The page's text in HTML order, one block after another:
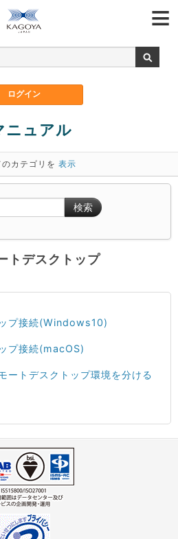
ニュアル
カテゴリを 表示
検索
トデスクトップ
プ接続(Windows10)
プ接続(macOS)
ートデスクトップ環境を分ける